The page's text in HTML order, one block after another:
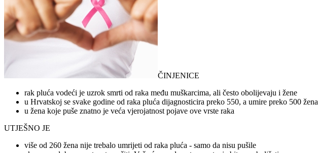
ČINJENICE
rak pluća vodeći je uzrok smrti od raka među muškarcima, ali često obolijevaju i žene
u Hrvatskoj se svake godine od raka pluća dijagnosticira preko 550, a umire preko 500 žena
u žena koje puše znatno je veća vjerojatnost pojave ove vrste raka
UTJEŠNO JE
više od 260 žena nije trebalo umrijeti od raka pluća - samo da nisu pušile